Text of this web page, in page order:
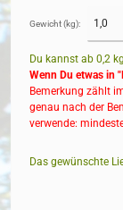
Gewicht (kg):
Du kannst ab 0,2
Wenn Du etwas in
Bemerkung zählt
genau nach der
verwende:
Das gewünschte